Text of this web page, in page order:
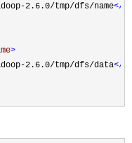
2.6.0/tmp/dfs/name</
>
2.6.0/tmp/dfs/data</